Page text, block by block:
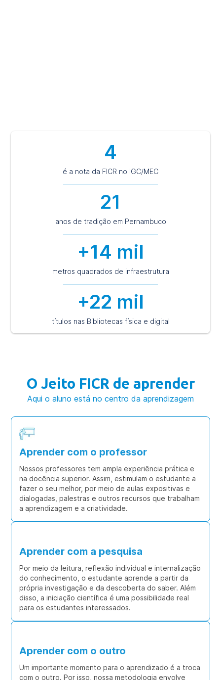
4
é a nota da FICR no IGC/MEC
21
anos de tradição em Pernambuco
+14 mil
metros quadrados de infraestrutura
+22 mil
títulos nas Bibliotecas física e digital
O Jeito FICR de aprender
Aqui o aluno está no centro da aprendizagem
Aprender com o professor
Nossos professores tem ampla experiência prática e
na docência superior. Assim, estimulam o estudante a
fazer o seu melhor, por meio de aulas expositivas e
dialogadas, palestras e outros recursos que trabalham
a aprendizagem e a criatividade.
Aprender com a pesquisa
Por meio da leitura, reflexão individual e internalização
do conhecimento, o estudante aprende a partir da
própria investigação e da descoberta do saber. Além
disso, a iniciação científica é uma possibilidade real
para os estudantes interessados.
Aprender com o outro
Um importante momento para o aprendizado é a troca
com o outro. Por isso, nossa metodologia envolve